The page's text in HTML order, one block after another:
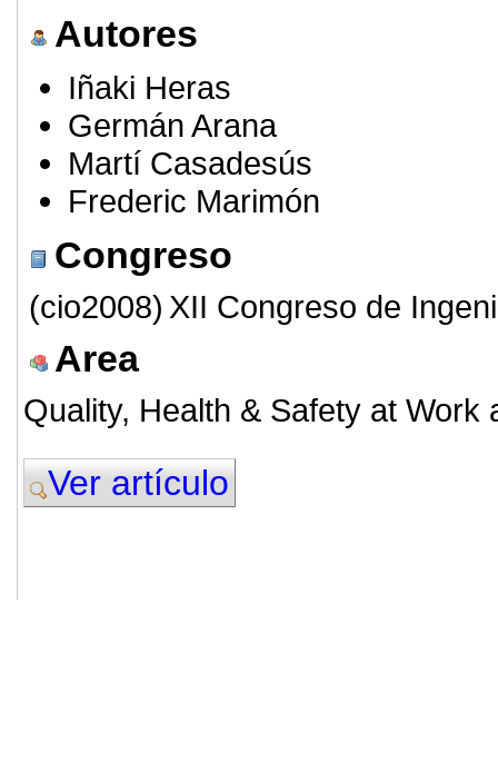
Autores
Iñaki Heras
Germán Arana
Martí Casadesús
Frederic Marimón
Congreso
(cio2008) XII Congreso de
Area
Quality, Health & Safety at Work
Ver artículo